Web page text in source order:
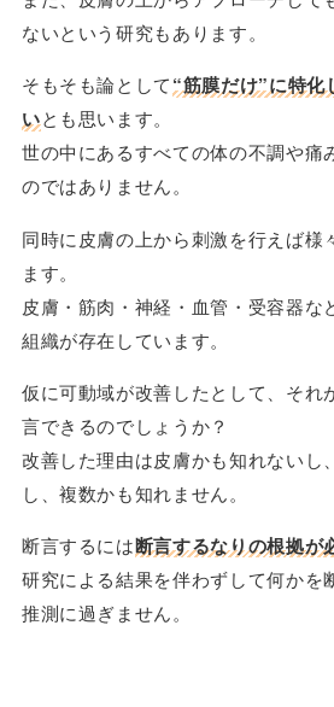
ないという研究もあります。
そもそも論として“筋膜だけ”に特化
いとも思います。
世の中にあるすべての体の不調や痛
のではありません。
同時に皮膚の上から刺激を行えば様
ます。
皮膚・筋肉・神経・血管・受容器な
組織が存在しています。
仮に可動域が改善したとして、それ
言できるのでしょうか？
改善した理由は皮膚かも知れないし
し、複数かも知れません。
断言するには断言するなりの根拠が
研究による結果を伴わずして何かを
推測に過ぎません。